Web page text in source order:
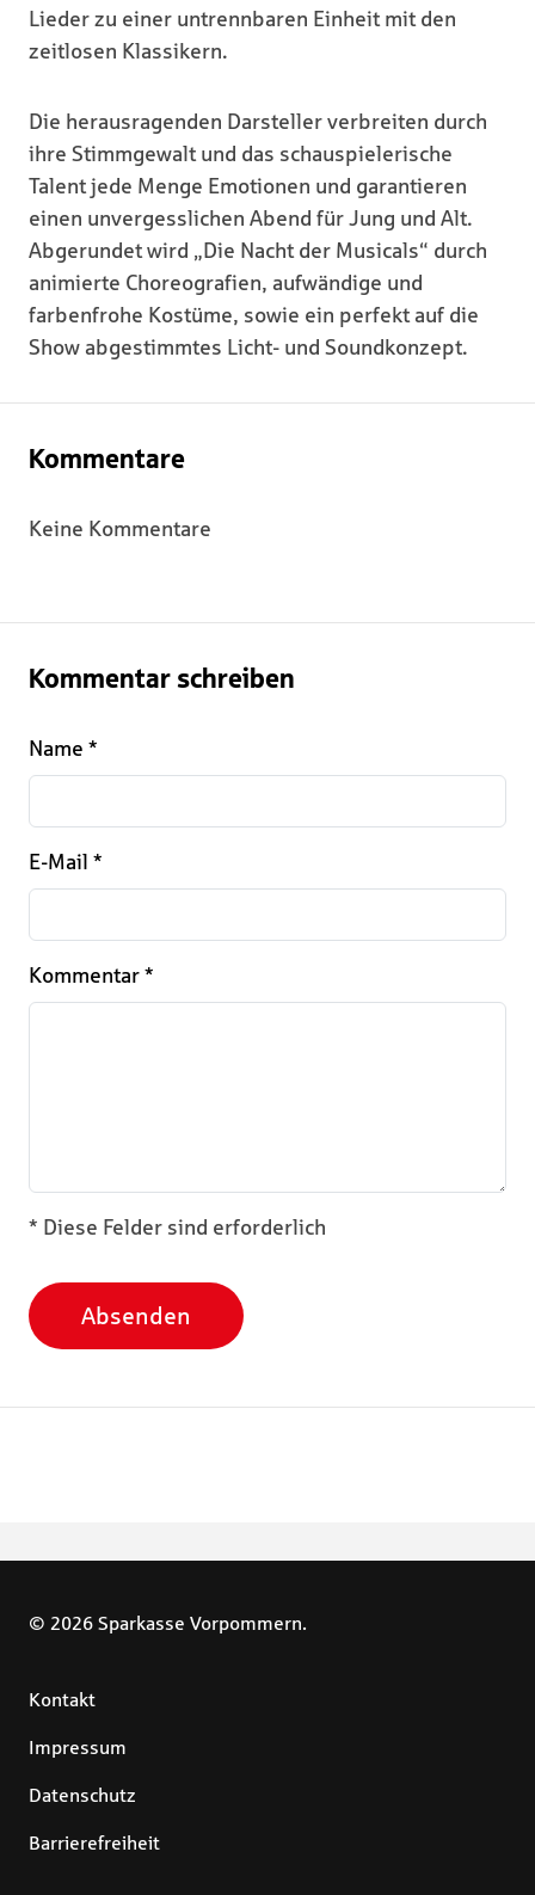
Lieder zu einer untrennbaren Einheit mit den
zeitlosen Klassikern.
Die herausragenden Darsteller verbreiten durch
ihre Stimmgewalt und das schauspielerische
Talent jede Menge Emotionen und garantieren
einen unvergesslichen Abend für Jung und Alt.
Abgerundet wird „Die Nacht der Musicals“ durch
animierte Choreografien, aufwändige und
farbenfrohe Kostüme, sowie ein perfekt auf die
Show abgestimmtes Licht- und Soundkonzept.
Kommentare
Keine Kommentare
Kommentar schreiben
Name *
E-Mail *
Kommentar *
* Diese Felder sind erforderlich
Absenden
© 2026 Sparkasse Vorpommern.
Kontakt
Impressum
Datenschutz
Barrierefreiheit